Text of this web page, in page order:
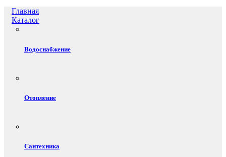
Главная
Каталог
Водоснабжение
Отопление
Сантехника